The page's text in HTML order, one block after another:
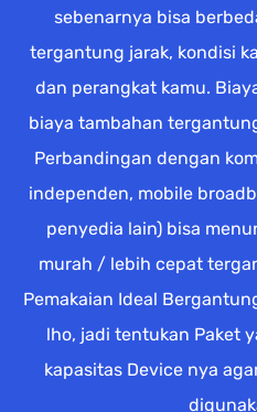
sebenarnya bisa
tergantung jarak, kondisi
dan perangkat kamu.
biaya tambahan
Perbandingan dengan
independen, mobile
penyedia lain) bisa
murah / lebih cepat
Pemakaian Ideal
lho, jadi tentukan Paket
kapasitas Device nya